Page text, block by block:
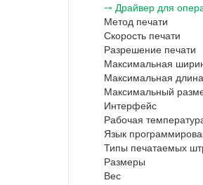
⤍ Драйвер для
Метод печати
Скорость печати
Разрешение печати
Максимальная
Максимальная
Максимальный
Интерфейс
Рабочая
Язык
Типы печатаемых
Размеры
Вес